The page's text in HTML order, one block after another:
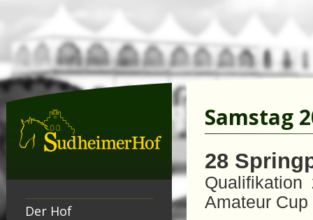
Der Hof
Samstag
28
Qualifikation
Amateur Cup